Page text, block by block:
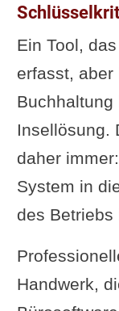
Ein Tool,
erfasst,
Insellösung.
daher
System in
des Betriebs
Handwerk,